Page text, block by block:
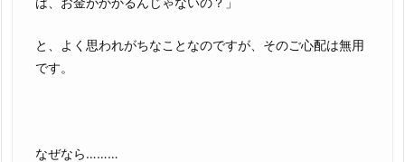
と、よく思われがちなことなのですが、そのご心配は無用
です。
なぜなら………